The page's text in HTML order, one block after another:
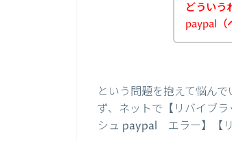
どういう
paypal（
という問題を抱えて悩ん
ず、ネットで【リバイブ
シュ paypal エラー】【